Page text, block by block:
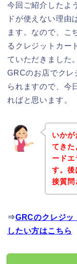
今回ご紹介したよ
ドが使えない理由
ます。なので、こ
るクレジットカー
ていただきました
GRCのお店でクレ
られますので、今
ればと思います。
いか
てきた
ードエ
す。後
接質問
⇒GRCのクレジッ
したい方はこちら